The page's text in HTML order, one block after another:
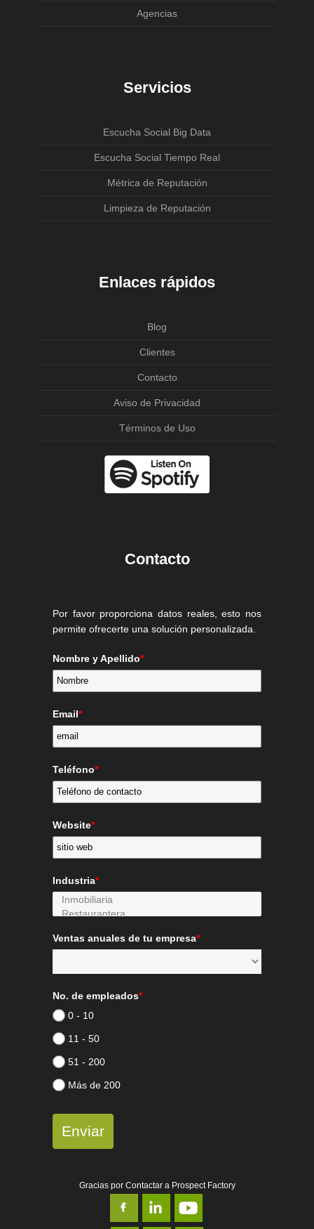
Agencias
Servicios
Escucha Social Big Data
Escucha Social Tiempo Real
Métrica de Reputación
Limpieza de Reputación
Enlaces rápidos
Blog
Clientes
Contacto
Aviso de Privacidad
Términos de Uso
Contacto
Por favor proporciona datos reales, esto nos
permite ofrecerte una solución personalizada.
Nombre y Apellido*
Email*
Teléfono*
Website*
Industria*
Ventas anuales de tu empresa*
No. de empleados*
0 - 10
11 - 50
51 - 200
Más de 200
Enviar
Gracias por Contactar a Prospect Factory